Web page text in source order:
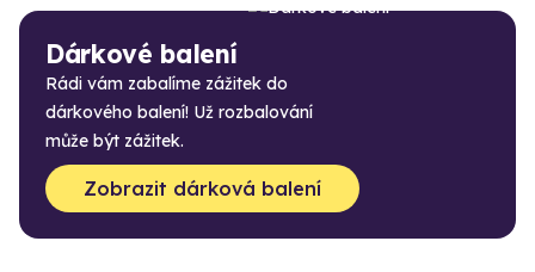
Dárkové balení
Rádi vám zabalíme zážitek do
dárkového balení! Už rozbalování
může být zážitek.
Zobrazit dárková balení